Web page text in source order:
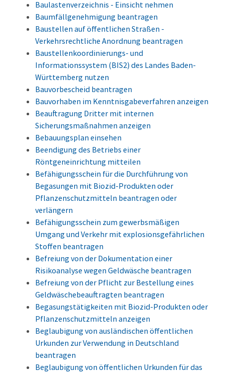
Baulastenverzeichnis - Einsicht nehmen
Baumfällgenehmigung beantragen
Baustellen auf öffentlichen Straßen -
Verkehrsrechtliche Anordnung beantragen
Baustellenkoordinierungs- und
Informationssystem (BIS2) des Landes Baden-
Württemberg nutzen
Bauvorbescheid beantragen
Bauvorhaben im Kenntnisgabeverfahren anzeigen
Beauftragung Dritter mit internen
Sicherungsmaßnahmen anzeigen
Bebauungsplan einsehen
Beendigung des Betriebs einer
Röntgeneinrichtung mitteilen
Befähigungsschein für die Durchführung von
Begasungen mit Biozid-Produkten oder
Pflanzenschutzmitteln beantragen oder
verlängern
Befähigungsschein zum gewerbsmäßigen
Umgang und Verkehr mit explosionsgefährlichen
Stoffen beantragen
Befreiung von der Dokumentation einer
Risikoanalyse wegen Geldwäsche beantragen
Befreiung von der Pflicht zur Bestellung eines
Geldwäschebeauftragten beantragen
Begasungstätigkeiten mit Biozid-Produkten oder
Pflanzenschutzmitteln anzeigen
Beglaubigung von ausländischen öffentlichen
Urkunden zur Verwendung in Deutschland
beantragen
Beglaubigung von öffentlichen Urkunden für das